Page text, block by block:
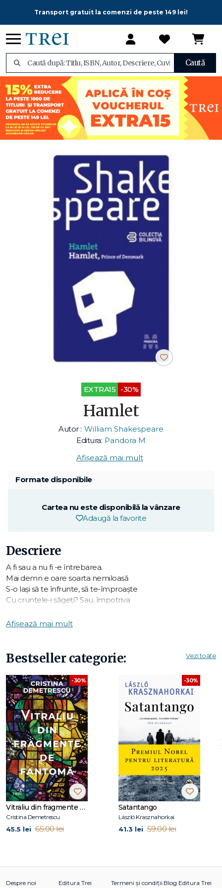
Transport gratuit la comenzi de peste 149 lei!
Caută
EXTRA15 -30%
Hamlet
Autor : William Shakespeare
Editura: Pandora M
Afișează mai mult
Formate disponibile
Cartea nu este disponibilă la vânzare
Adaugă la favorite
Descriere
A fi sau a nu fi -e întrebarea.
Mai demn e oare soarta nemiloasă
S-o laşi să te înfrunte, să te-împroaşte
Cu cruntele-i săgeţi? Sau, împotriva
Să te înalţi, voind a-i pune capăt?
Whether'tis nobler in the mind to suffer
The slings and arrows of outrageous fortune,
Or to take arms against a sea of troubles,
And by opposing end them?
Afișează mai mult
Bestseller categorie: Vezi toate
-30%
Vitraliu din fragmente de fantomă
Cristina Demetrescu
45.5 lei 65.00 lei
-30%
Satantango
László Krasznahorkai
41.3 lei 59.00 lei
Despre noi Editura Trei Termeni și condiții Blog Editura Trei